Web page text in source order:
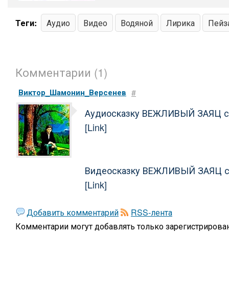
Теги: Аудио Видео Водяной Лирика
Комментарии (1)
Виктор_Шамонин_Версенев #
Аудиосказку ВЕЖЛИВЫЙ ЗАЯЦ
[Link]
Видеосказку ВЕЖЛИВЫЙ ЗАЯЦ
[Link]
Добавить комментарий
RSS-лента
Комментарии могут добавлять только